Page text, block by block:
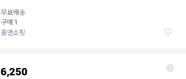
무료배송
구매 1
홈앤쇼핑
6,250